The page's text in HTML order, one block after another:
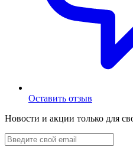
Оставить отзыв
Новости и акции только для